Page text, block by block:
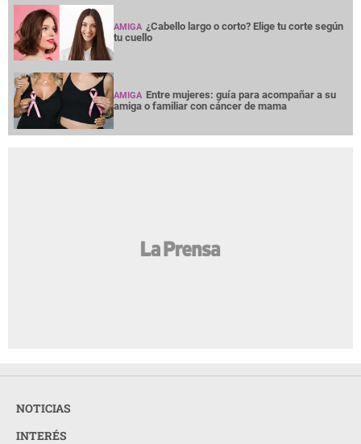
AMIGA ¿Cabello largo o corto? Elige tu corte según
tu cuello
AMIGA Entre mujeres: guía para acompañar a su
amiga o familiar con cáncer de mama
NOTICIAS
INTERÉS